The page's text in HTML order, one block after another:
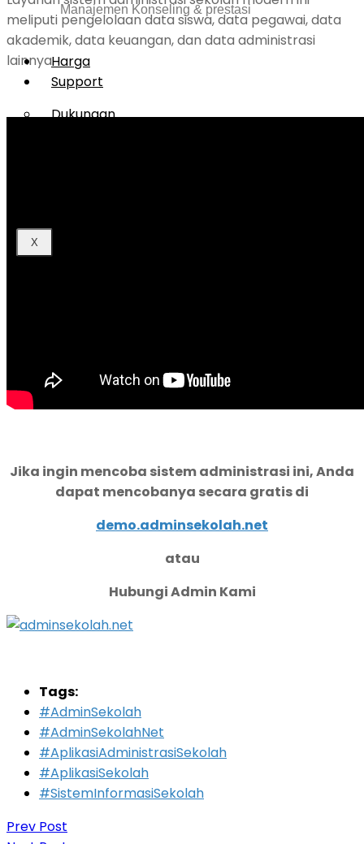
Manajemen Konseling & prestasi
Harga
Support
Dukungan
X
meliputi pengelolaan data siswa, data pegawai, data
akademik, data keuangan, dan data administrasi
lainnya.
Jika ingin mencoba sistem administrasi ini, Anda
dapat mencobanya secara gratis di
demo.adminsekolah.net
atau
Hubungi Admin Kami
Tags:
#AdminSekolah
#AdminSekolahNet
#AplikasiAdministrasiSekolah
#AplikasiSekolah
#SistemInformasiSekolah
Prev Post